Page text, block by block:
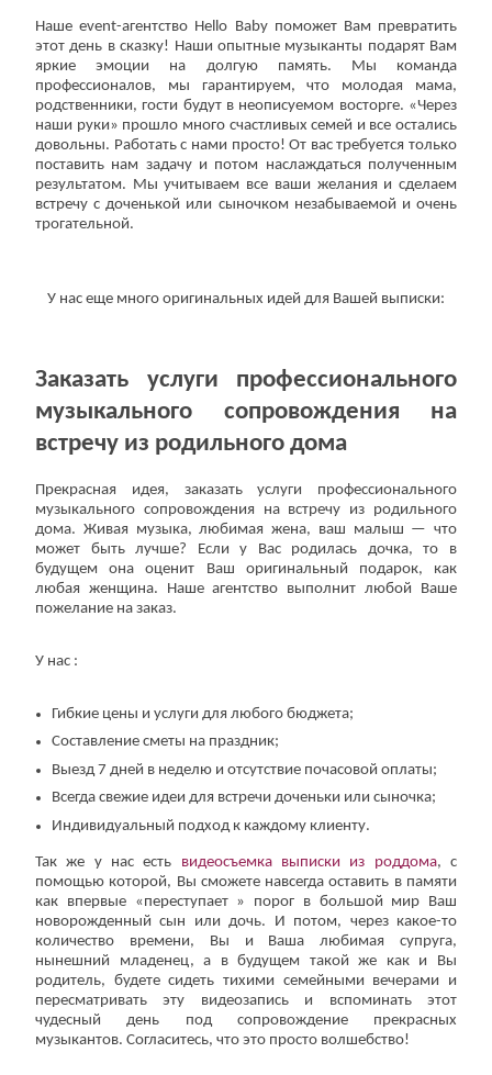
Наше event-агентство Hello Baby поможет Вам превратить
этот день в сказку! Наши опытные музыканты подарят Вам
яркие эмоции на долгую память. Мы команда
профессионалов, мы гарантируем, что молодая мама,
родственники, гости будут в неописуемом восторге. «Через
наши руки» прошло много счастливых семей и все остались
довольны. Работать с нами просто! От вас требуется только
поставить нам задачу и потом наслаждаться полученным
результатом. Мы учитываем все ваши желания и сделаем
встречу с доченькой или сыночком незабываемой и очень
трогательной.
У нас еще много оригинальных идей для Вашей выписки:
Заказать услуги профессионального
музыкального сопровождения на
встречу из родильного дома
Прекрасная идея, заказать услуги профессионального
музыкального сопровождения на встречу из родильного
дома. Живая музыка, любимая жена, ваш малыш — что
может быть лучше? Если у Вас родилась дочка, то в
будущем она оценит Ваш оригинальный подарок, как
любая женщина. Наше агентство выполнит любой Ваше
пожелание на заказ.
У нас :
Гибкие цены и услуги для любого бюджета;
Составление сметы на праздник;
Выезд 7 дней в неделю и отсутствие почасовой оплаты;
Всегда свежие идеи для встречи доченьки или сыночка;
Индивидуальный подход к каждому клиенту.
Так же у нас есть видеосъемка выписки из роддома, с
помощью которой, Вы сможете навсегда оставить в памяти
как впервые «переступает » порог в большой мир Ваш
новорожденный сын или дочь. И потом, через какое-то
количество времени, Вы и Ваша любимая супруга,
нынешний младенец, а в будущем такой же как и Вы
родитель, будете сидеть тихими семейными вечерами и
пересматривать эту видеозапись и вспоминать этот
чудесный день под сопровождение прекрасных
музыкантов. Согласитесь, что это просто волшебство!